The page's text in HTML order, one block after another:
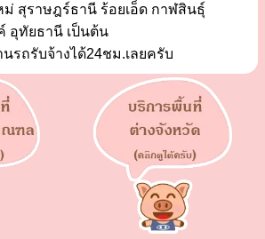
สุราษฎร์ธานี ร้อยเอ็ด กาฬสินธุ์
อุทัยธานี เป็นต้น
รถรับจ้างได้24ชม.เลยครับ